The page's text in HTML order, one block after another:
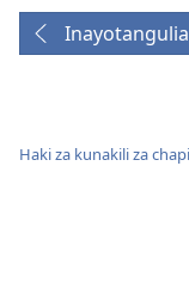
Inayotangulia
Haki za kunakili za